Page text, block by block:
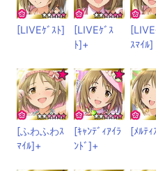
[LIVEｹﾞｽﾄ]
[LIVEｹﾞｽ
ﾄ]+
ｽﾏｲﾙ]
[ふわふわｽ
ﾏｲﾙ]+
[ｷｬﾝﾃﾞｨｱｲﾗ
ﾝﾄﾞ]+
[ﾒﾙﾃｨ